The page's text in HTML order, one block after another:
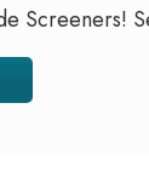
Screeners!